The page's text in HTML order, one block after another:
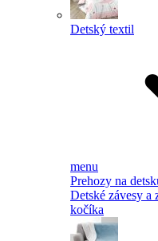
Detský textil
menu
Prehozy na
Detské závesy a
kočíka